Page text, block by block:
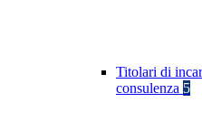
Titolari di
consulenza 5